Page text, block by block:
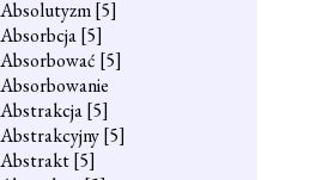
Absolutyzm[5]
Absorbcja[5]
Absorbować [5]
Absorbowanie
Abstrakcja[5]
Abstrakcyjny[5]
Abstrakt[5]